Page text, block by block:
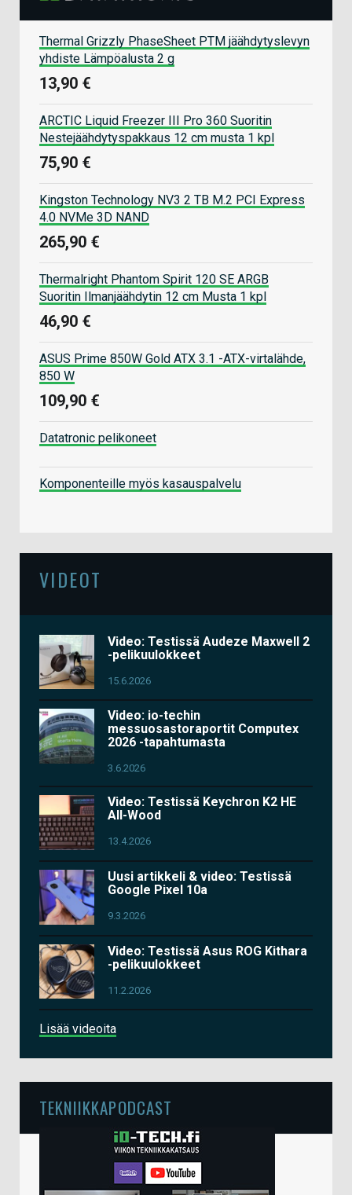
Thermal Grizzly PhaseSheet PTM jäähdytyslevyn
yhdiste Lämpöalusta 2 g
13,90 €
ARCTIC Liquid Freezer III Pro 360 Suoritin
Nestejäähdytyspakkaus 12 cm musta 1 kpl
75,90 €
Kingston Technology NV3 2 TB M.2 PCI Express
4.0 NVMe 3D NAND
265,90 €
Thermalright Phantom Spirit 120 SE ARGB
Suoritin Ilmanjäähdytin 12 cm Musta 1 kpl
46,90 €
ASUS Prime 850W Gold ATX 3.1 -ATX-virtalähde,
850 W
109,90 €
Datatronic pelikoneet
Komponenteille myös kasauspalvelu
VIDEOT
Video: Testissä Audeze Maxwell 2
-pelikuulokkeet
15.6.2026
Video: io-techin
messuosastoraportit Computex
2026 -tapahtumasta
3.6.2026
Video: Testissä Keychron K2 HE
All-Wood
13.4.2026
Uusi artikkeli & video: Testissä
Google Pixel 10a
9.3.2026
Video: Testissä Asus ROG Kithara
-pelikuulokkeet
11.2.2026
Lisää videoita
TEKNIIKKAPODCAST